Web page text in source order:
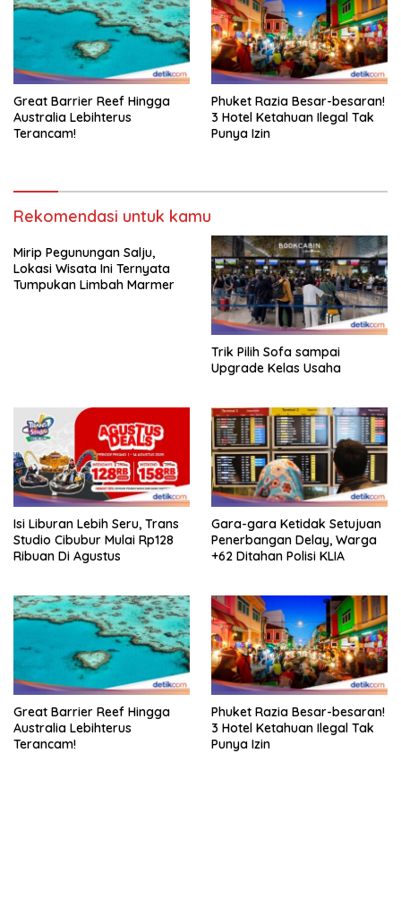
Great Barrier Reef Hingga
Australia Lebihterus
Terancam!
Phuket Razia Besar-besaran!
3 Hotel Ketahuan Ilegal Tak
Punya Izin
Rekomendasi untuk kamu
Mirip Pegunungan Salju,
Lokasi Wisata Ini Ternyata
Tumpukan Limbah Marmer
Trik Pilih Sofa sampai
Upgrade Kelas Usaha
Isi Liburan Lebih Seru, Trans
Studio Cibubur Mulai Rp128
Ribuan Di Agustus
Gara-gara Ketidak Setujuan
Penerbangan Delay, Warga
+62 Ditahan Polisi KLIA
Great Barrier Reef Hingga
Australia Lebihterus
Terancam!
Phuket Razia Besar-besaran!
3 Hotel Ketahuan Ilegal Tak
Punya Izin